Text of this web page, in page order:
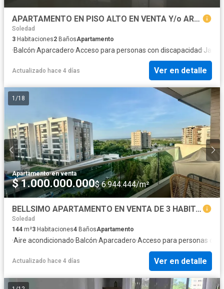
APARTAMENTO EN PISO ALTO EN VENTA Y/o ARRIENDO
Soledad
3 Habitaciones2 BañosApartamento
·Balcón·Aparcadero·Acceso para personas con discapacidad·Jardín
Actualizado hace 4 días Ver en detalle
1 /18
Apartamento·en venta
$ 1.000.000.000$ 6.944.444/m²
BELLSIMO APARTAMENTO EN VENTA DE 3 HABITACIONES POR BUENAVISTA
Soledad
144 m²3 Habitaciones4 BañosApartamento
·Aire acondicionado·Balcón·Aparcadero·Acceso para personas con
Actualizado hace 4 días Ver en detalle